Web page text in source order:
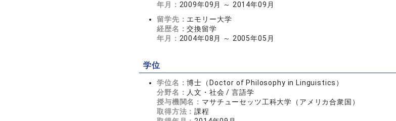
年月： 2009年09月 ～ 2014年09月
留学先： エモリー大学
経歴名：交換留学
年月： 2004年08月 ～ 2005年05月
学位
学位名：博士（Doctor of Philosophy in Linguistics）
分野名： 人文・社会 / 言語学
授与機関名： マサチューセッツ工科大学（アメリカ合衆国）
取得方法：課程